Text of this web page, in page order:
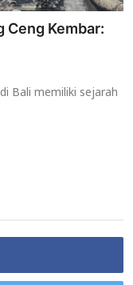
Ceng Kembar:
Bali memiliki sejarah